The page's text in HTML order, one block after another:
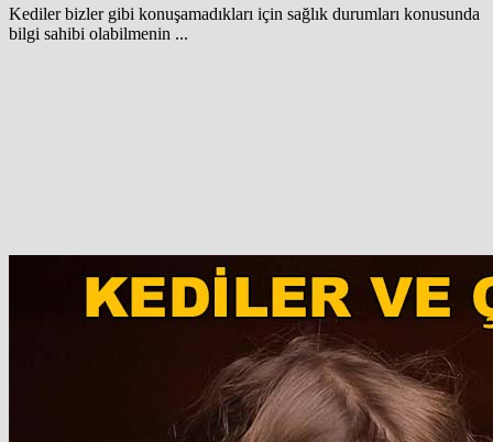
Kediler bizler gibi konuşamadıkları için sağlık durumları konusunda
bilgi sahibi olabilmenin ...